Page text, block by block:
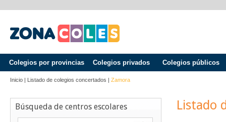
Colegios por provincias Colegios privados Colegios públicos
Inicio | Listado de colegios concertados | Zamora
Búsqueda de centros escolares Listado